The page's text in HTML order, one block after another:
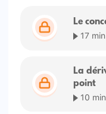
Le
17 min
La
point
10 min